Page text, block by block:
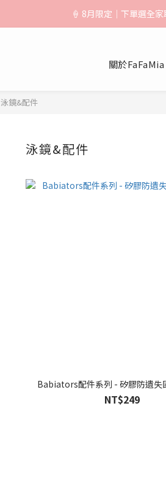
🚚【運費公告】：超取（
🍦 8月限定｜下單選全
關於FaFaMia
泳鏡&配件
泳鏡&配件
Babiators配件系列 - 矽膠防遺失
NT$249